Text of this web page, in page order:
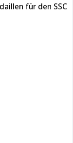
für den SSC